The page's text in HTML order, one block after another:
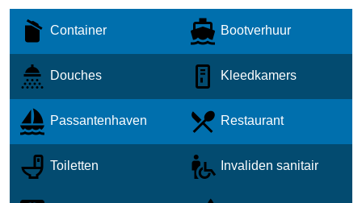
Container Bootverhuur
Douches Kleedkamers
Passantenhaven Restaurant
Toiletten Invaliden sanitair